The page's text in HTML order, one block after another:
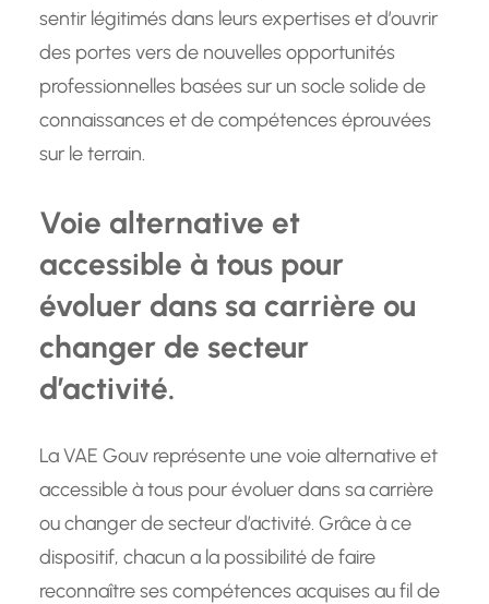
sentir légitimés dans leurs expertises et d’ouvrir
des portes vers de nouvelles opportunités
professionnelles basées sur un socle solide de
connaissances et de compétences éprouvées
sur le terrain.
Voie alternative et
accessible à tous pour
évoluer dans sa carrière ou
changer de secteur
d’activité.
La VAE Gouv représente une voie alternative et
accessible à tous pour évoluer dans sa carrière
ou changer de secteur d’activité. Grâce à ce
dispositif, chacun a la possibilité de faire
reconnaître ses compétences acquises au fil de